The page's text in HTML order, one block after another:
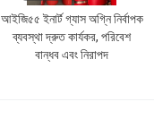
আইজি৫৫ ইনার্ট গ্যাস অগ্নি নির্বাপক
ব্যবস্থা দ্রুত কার্যকর, পরিবেশ
বান্ধব এবং নিরাপদ